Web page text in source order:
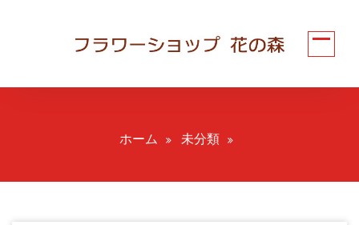
ツ
プ
ホーム 未分類